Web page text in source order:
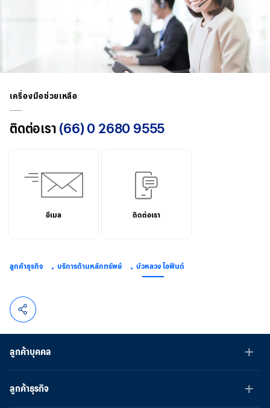
เครื่องมือช่วยเหลือ
ติดต่อเรา (66) 0 2680 9555
อีเมล ติดต่อเรา
ลูกค้าธุรกิจ บริการด้านหลักทรัพย์ บัวหลวง ไอฟันด์
ลูกค้าบุคคล
ลูกค้าธุรกิจ